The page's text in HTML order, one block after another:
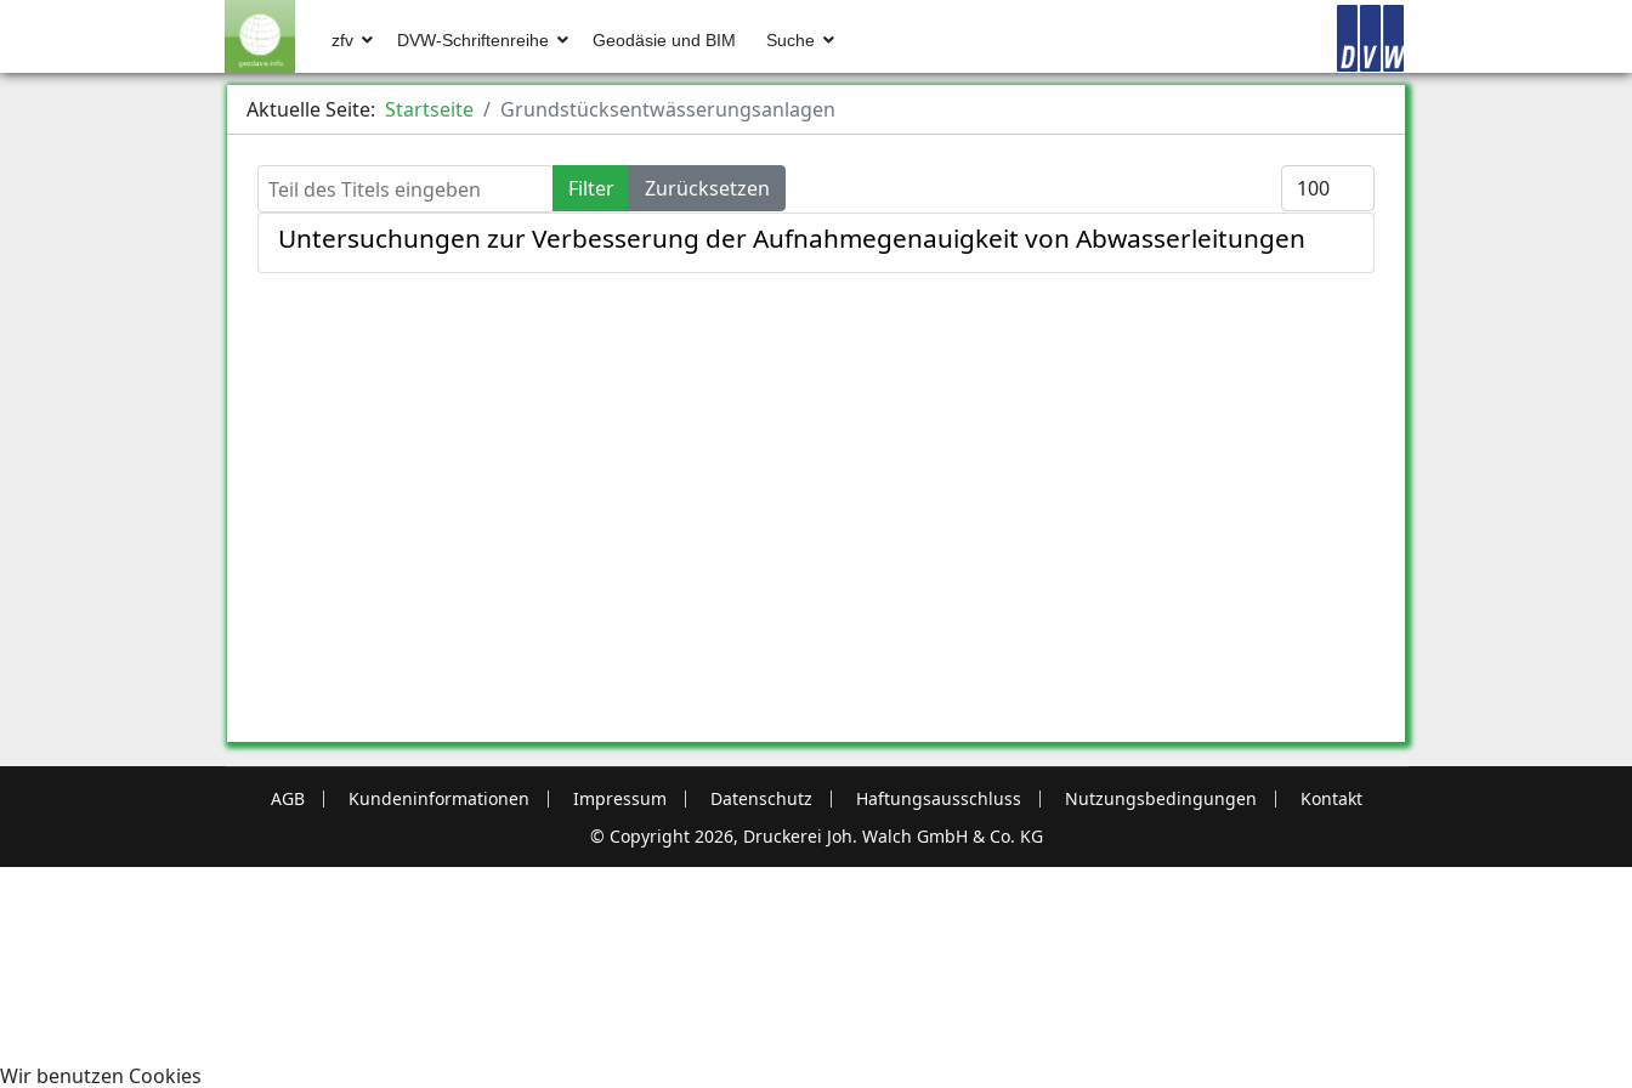
zfv DVW-Schriftenreihe Geodäsie und BIM Suche
Aktuelle Seite: Startseite Grundstücksentwässerungsanlagen
Teil des Titels eingeben Filter Zurücksetzen Anzeige #
Untersuchungen zur Verbesserung der Aufnahmegenauigkeit von Abwasserleitungen
AGB Kundeninformationen Impressum Datenschutz Haftungsausschluss Nutzungsbedingungen
Kontakt
© Copyright 2026, Druckerei Joh. Walch GmbH & Co. KG
Wir benutzen Cookies